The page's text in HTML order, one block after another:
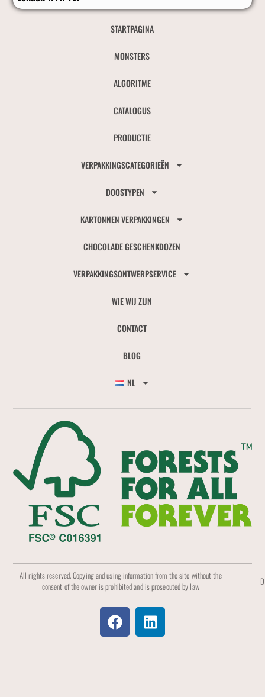
STARTPAGINA
MONSTERS
ALGORITME
CATALOGUS
PRODUCTIE
VERPAKKINGSCATEGORIEËN
DOOSTYPEN
KARTONNEN VERPAKKINGEN
CHOCOLADE GESCHENKDOZEN
VERPAKKINGSONTWERPSERVICE
WIE WIJ ZIJN
CONTACT
BLOG
NL
All rights reserved. Copying and using information from the site without the
consent of the owner is prohibited and is prosecuted by law